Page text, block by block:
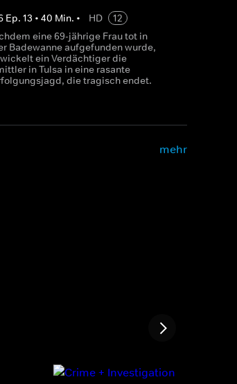
Ep. 13 • 40 Min. • HD
12
eine 69-jährige Frau tot in
Badewanne aufgefunden wurde,
ein Verdächtiger die
in Tulsa in eine rasante
die tragisch endet.
mehr